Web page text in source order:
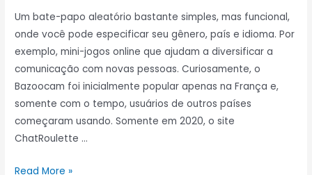
Um bate-papo aleatório bastante simples, mas funcional,
onde você pode especificar seu gênero, país e idioma. Por
exemplo, mini-jogos online que ajudam a diversificar a
comunicação com novas pessoas. Curiosamente, o
Bazoocam foi inicialmente popular apenas na França e,
somente com o tempo, usuários de outros países
começaram usando. Somente em 2020, o site
ChatRoulette …
Read More »